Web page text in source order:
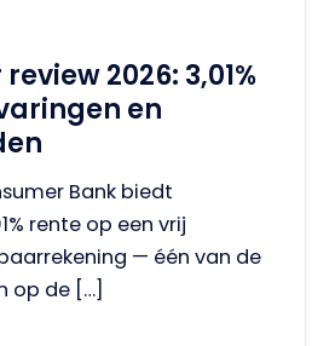
2026: 3,01%
en
Bank biedt
rente op een vrij
— één van de
op de […]